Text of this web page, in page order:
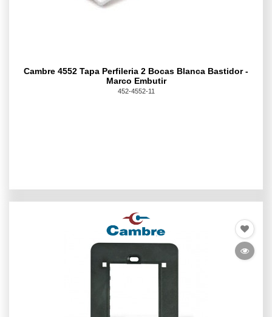
Cambre 4552 Tapa Perfileria 2 Bocas Blanca Bastidor -
Marco Embutir
452-4552-11